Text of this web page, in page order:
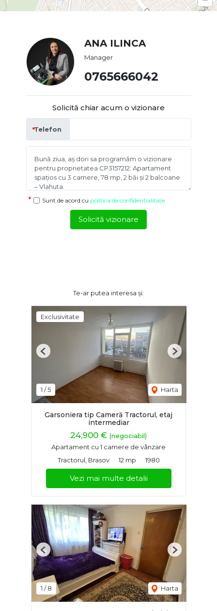
ANA ILINCA
Manager
0765666042
Solicită chiar acum o vizionare
Telefon
Sunt de acord cu politica de confidențialitate
Solicită vizionare
Te-ar putea interesa și:
Exclusivitate
1 /5 Harta
Previous Next
Garsoniera tip Cameră Tractorul, etaj
intermediar
24,900 € (negociabil)
Apartament cu 1 camere de vânzare
Tractorul, Brasov
12 mp 1980
Vezi mai multe detalii
1 /8 Harta
Previous Next